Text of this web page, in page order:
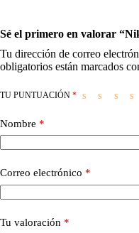
Sé el primero en valorar
Tu dirección de correo
obligatorios están marcados
TU PUNTUACIÓN *
Nombre *
Correo electrónico *
Tu valoración *